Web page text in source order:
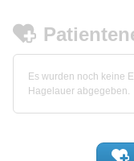
Es wurden noch keine
Hagelauer abgegeben.